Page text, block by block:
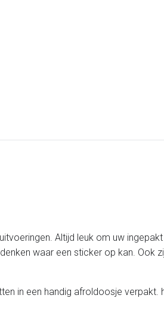
Altijd leuk om uw
waar een sticker op kan. Ook
in een handig afroldoosje